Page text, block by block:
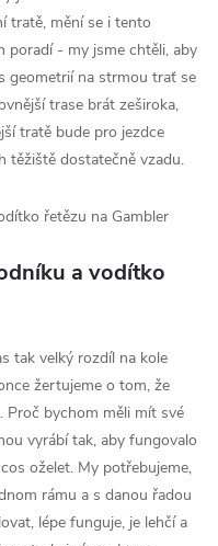
tratě, mění se i tento
poradí - my jsme chtěli, aby
geometrií na strmou trať se
trase brát zeširoka,
tratě bude pro jezdce
těžiště dostatečně vzadu.
a vodítko
tak velký rozdíl na kole
žertujeme o tom, že
Proč bychom měli mít své
vyrábí tak, aby fungovalo
oželet. My potřebujeme,
rámu a s danou řadou
lépe funguje, je lehčí a